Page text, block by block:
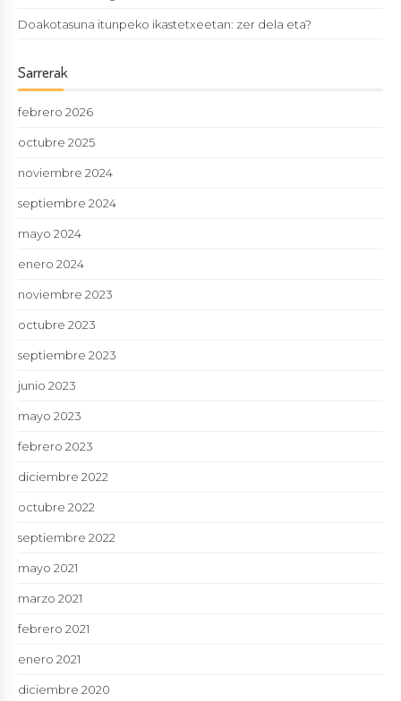
Doakotasuna itunpeko ikastetxeetan: zer dela eta?
Sarrerak
febrero 2026
octubre 2025
noviembre 2024
septiembre 2024
mayo 2024
enero 2024
noviembre 2023
octubre 2023
septiembre 2023
junio 2023
mayo 2023
febrero 2023
diciembre 2022
octubre 2022
septiembre 2022
mayo 2021
marzo 2021
febrero 2021
enero 2021
diciembre 2020